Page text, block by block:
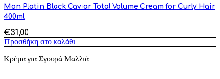
Mon Platin Black Caviar Total Volume Cream for Curly Hair
400ml
€31,00
Προσθήκη στο καλάθι
Κρέμα για Σγουρά Μαλλιά